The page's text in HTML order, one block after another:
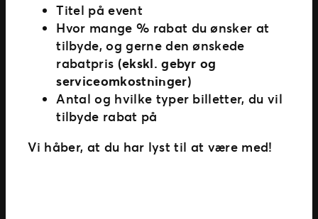
Titel på event
Hvor mange % rabat du ønsker at
tilbyde, og gerne den ønskede
rabatpris (ekskl. gebyr og
serviceomkostninger)
Antal og hvilke typer billetter, du vil
tilbyde rabat på
Vi håber, at du har lyst til at være med!